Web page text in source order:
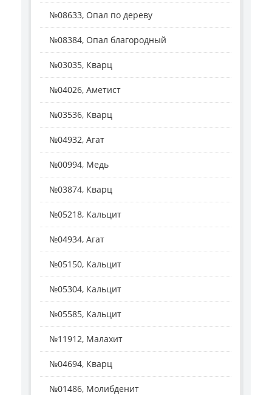
№08633, Опал по дереву
№08384, Опал благородный
№03035, Кварц
№04026, Аметист
№03536, Кварц
№04932, Агат
№00994, Медь
№03874, Кварц
№05218, Кальцит
№04934, Агат
№05150, Кальцит
№05304, Кальцит
№05585, Кальцит
№11912, Малахит
№04694, Кварц
№01486, Молибденит